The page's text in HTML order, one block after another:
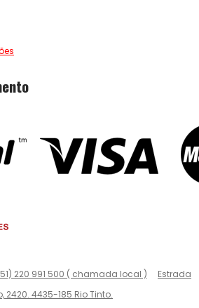
220 991 500 ( chamada local )
Estrada
4435-185 Rio Tinto.